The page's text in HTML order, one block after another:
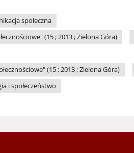
społeczna
(15 ; 2013 ; Zielona Góra)
(15 ; 2013 ; Zielona Góra)
i społeczeństwo